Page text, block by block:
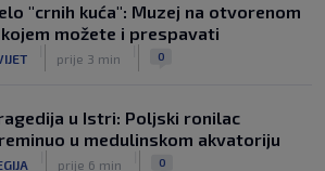
"crnih kuća": Muzej na otvorenom
kojem možete i prespavati
prije 3 min 0
u Istri: Poljski ronilac
u medulinskom akvatoriju
prije 6 min 0